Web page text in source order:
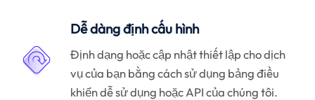
Dễ dàng định cấu hình
Định dạng hoặc cập nhật thiết lập cho dịch
vụ của bạn bằng cách sử dụng bảng điều
khiển dễ sử dụng hoặc API của chúng tôi.